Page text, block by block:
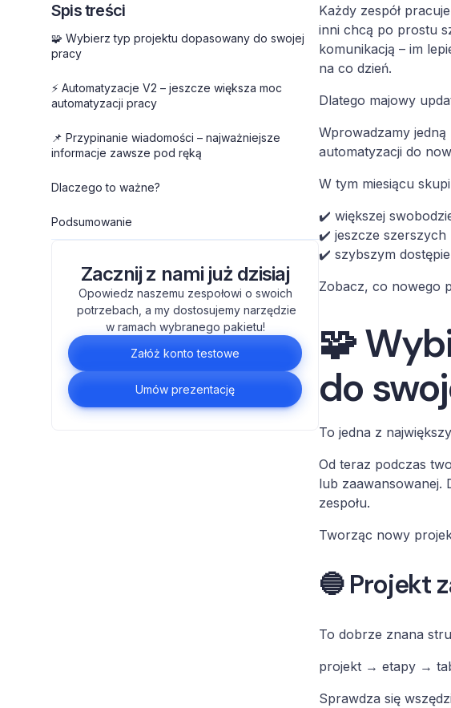
Spis treści
🧩 Wybierz typ projektu dopasowany do swojej
pracy
⚡ Automatyzacje V2 – jeszcze większa moc
automatyzacji pracy
📌 Przypinanie wiadomości – najważniejsze
informacje zawsze pod ręką
Dlaczego to ważne?
Podsumowanie
Zacznij z nami już dzisiaj
Opowiedz naszemu zespołowi o swoich
potrzebach, a my dostosujemy narzędzie
w ramach wybranego pakietu!
Załóż konto testowe
Umów prezentację
Każdy zespół
inni chcą po prostu
komunikacją – im
na co dzień.
Dlatego majowy
Wprowadzamy
automatyzacji do
W tym miesiącu
✔️ większej
✔️ jeszcze szerszych
✔️ szybszym
Zobacz, co nowego
🧩
do
To jedna z
Od teraz podczas
lub zaawansowanej.
zespołu.
Tworząc nowy
🔵 Projekt
To dobrze znana
projekt → etapy →
Sprawdza się